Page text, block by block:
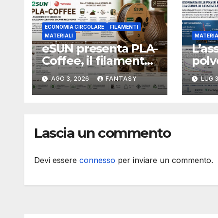
ECONOMIA CIRCOLARE
FILAMENTI
MATERIALI
eSUN presenta PLA-
Coffee, il filamento
per stampa 3D
sviluppato con
fondi di caffè
AGO 3, 2026 FANTASY LUG
Lascia un commento
Devi essere connesso per inviare un commento.